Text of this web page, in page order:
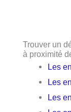
Trouver un
à proximité
Les
Les
Les